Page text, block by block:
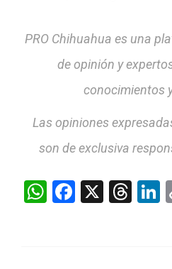
PRO Chihuahua es una
de opinión y
conocimientos
Las opiniones
son de exclusiva
WhatsApp
Facebook
X